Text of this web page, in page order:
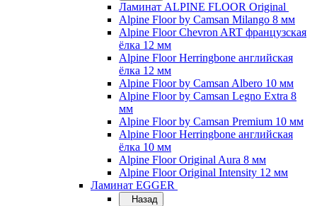
Ламинат ALPINE FLOOR Original
Alpine Floor by Camsan Milango 8 мм
Alpine Floor Chevron ART французская
ёлка 12 мм
Alpine Floor Herringbone английская
ёлка 12 мм
Alpine Floor by Camsan Albero 10 мм
Alpine Floor by Camsan Legno Extra 8
мм
Alpine Floor by Camsan Premium 10 мм
Alpine Floor Herringbone английская
ёлка 10 мм
Alpine Floor Original Aura 8 мм
Alpine Floor Original Intensity 12 мм
Ламинат EGGER
Назад